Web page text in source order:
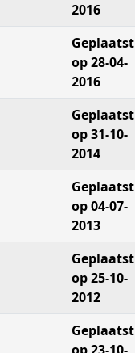
2016
Geplaatst
op 28-04-
2016
Geplaatst
op 31-10-
2014
Geplaatst
op 04-07-
2013
Geplaatst
op 25-10-
2012
Geplaatst